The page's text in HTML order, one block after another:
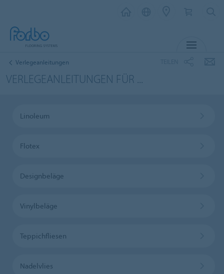
Verlegeanleitungen
VERLEGEANLEITUNGEN FÜR ...
Linoleum
Flotex
Designbeläge
Vinylbeläge
Teppichfliesen
Nadelvlies